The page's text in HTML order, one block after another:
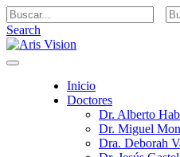
Search
Toggle
Inicio
Doctores
Dr. Alberto
Dr. Miguel
Dra. Deborah